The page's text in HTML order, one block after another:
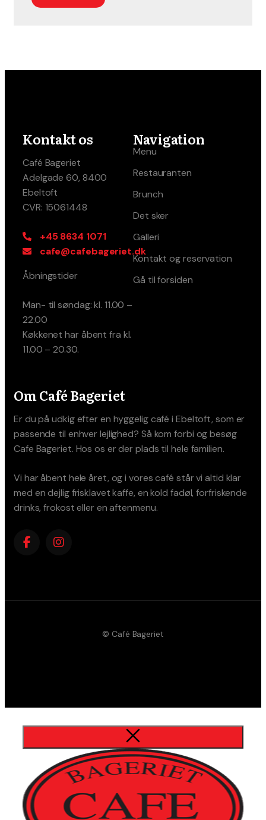
Om Café Bageriet
Er du på udkig efter en hyggelig café i Ebeltoft, som er
passende til enhver lejlighed? Så kom forbi og besøg
Cafe Bageriet. Hos os er der plads til hele familien.
Vi har åbent hele året, og i vores café står vi altid klar
med en dejlig frisklavet kaffe, en kold fadøl, forfriskende
drinks, frokost eller en aftenmenu.
Navigation
Menu
Restauranten
Brunch
Det sker
Galleri
Kontakt og reservation
Gå til forsiden
Kontakt os
Café Bageriet
Adelgade 60, 8400
Ebeltoft
CVR: 15061448
+45 8634 1071
cafe@cafebageriet.dk
Åbningstider
Man- til søndag: kl. 11.00 –
22.00
Køkkenet har åbent fra kl.
11.00 – 20.30.
© Café Bageriet